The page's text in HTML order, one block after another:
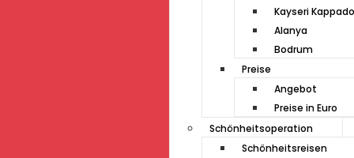
Kayseri
Alanya
Bodrum
Preise
Angebot
Preise in Euro
Schönheitsoperation
Schönheitsreisen